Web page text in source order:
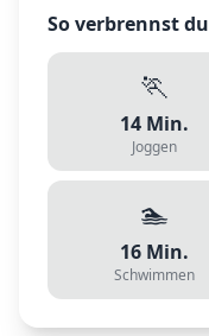
So verbrennst du
🏃
14 Min.
Joggen
🏊
16 Min.
Schwimmen